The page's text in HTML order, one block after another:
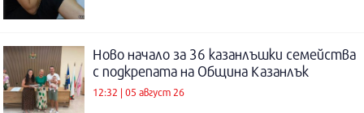
Ново начало за 36 казанлъшки семейства
с подкрепата на Община Казанлък
12:32 | 05 август 26